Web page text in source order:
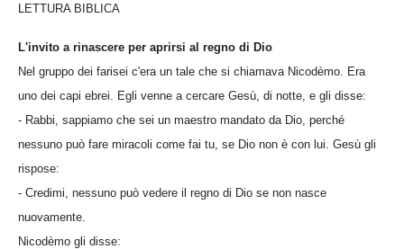
LETTURA BIBLICA
L'invito a rinascere per aprirsi al regno di Dio
Nel gruppo dei farisei c'era un tale che si chiamava Nicodèmo. Era
uno dei capi ebrei. Egli venne a cercare Gesù, di notte, e gli disse:
- Rabbi, sappiamo che sei un maestro mandato da Dio, perché
nessuno può fare miracoli come fai tu, se Dio non è con lui. Gesù gli
rispose:
- Credimi, nessuno può vedere il regno di Dio se non nasce
nuovamente.
Nicodèmo gli disse: